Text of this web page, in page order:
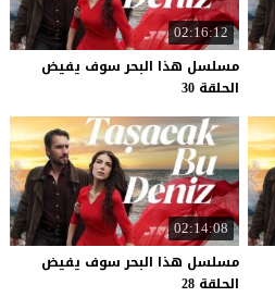
02:16:12
مسلسل هذا البحر سوف يفيض
الحلقة 30
02:14:08
مسلسل هذا البحر سوف يفيض
الحلقة 28